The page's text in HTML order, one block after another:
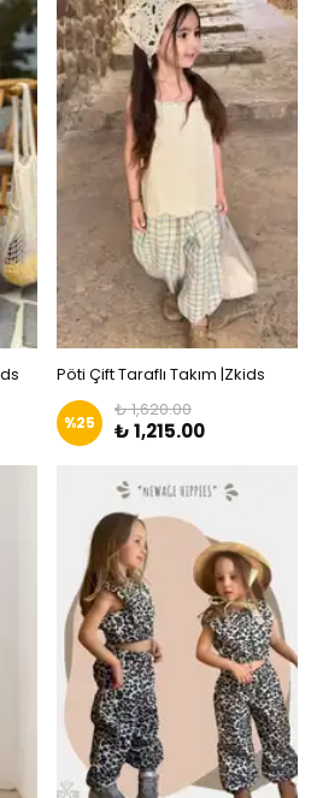
Pöti Çift Taraflı Takım |Zkids
%25
₺ 1,620.00
₺ 1,215.00